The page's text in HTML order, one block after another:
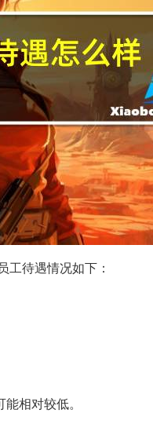
工待遇情况如下：
相对较低。